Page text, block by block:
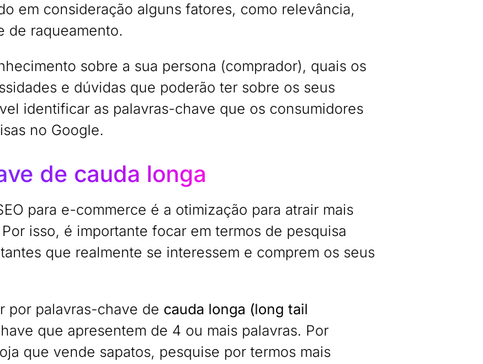
em consideração alguns fatores, como relevância,
de raqueamento.
sobre a sua persona (comprador), quais os
e dúvidas que poderão ter sobre os seus
identificar as palavras-chave que os consumidores
no Google.
de cauda longa
para e-commerce é a otimização para atrair mais
isso, é importante focar em termos de pesquisa
que realmente se interessem e comprem os seus
por palavras-chave de cauda longa (long tail
que apresentem de 4 ou mais palavras. Por
que vende sapatos, pesquise por termos mais